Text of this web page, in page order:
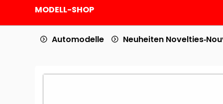
MODELL-SHOP
Automodelle Neuheiten